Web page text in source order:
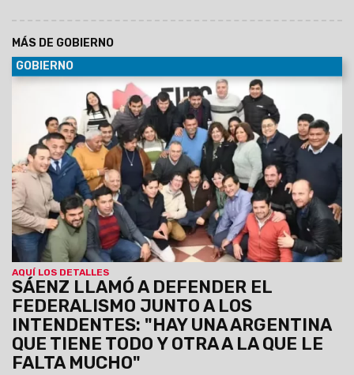
MÁS DE GOBIERNO
GOBIERNO
AQUÍ LOS DETALLES
SÁENZ LLAMÓ A DEFENDER EL
FEDERALISMO JUNTO A LOS
INTENDENTES: "HAY UNA ARGENTINA
QUE TIENE TODO Y OTRA A LA QUE LE
FALTA MUCHO"
30/06/2029
Al participar de la Asamblea del Foro de
intendentes donde se ratificó la conducción de Marcelo
Moisés y Efraín Orosco, el Gobernador destacó el orden
financiero de Salta pese a la deuda heredada y el escenario
nacional. Aseguró que Gobierno provincial y los intendentes
forman un mismo equipo, unidos por la gente.